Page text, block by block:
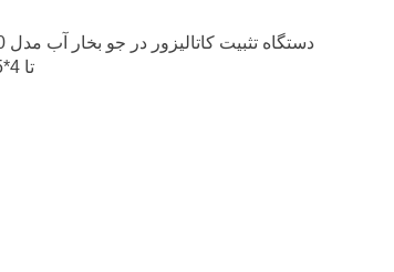
تا 4*15 سانتی‌متر مکعب نمونه کاتالیزور را فراهم می‌کند.